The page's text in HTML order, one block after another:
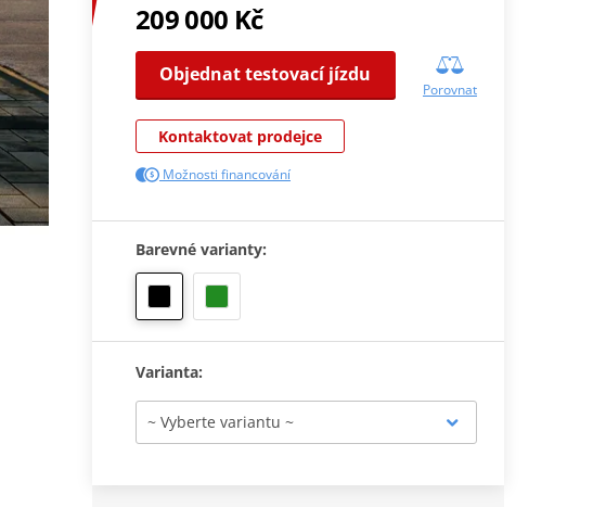
209 000 Kč
Objednat testovací jízdu
Porovnat
Kontaktovat prodejce
Možnosti financování
Barevné varianty:
Varianta: